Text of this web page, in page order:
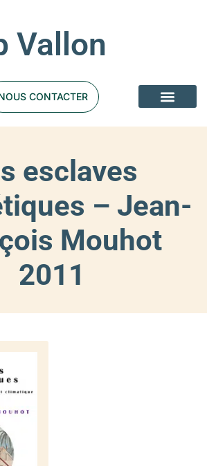
Vallon
CONTACTER
esclaves
– Jean-
Mouhot
2011